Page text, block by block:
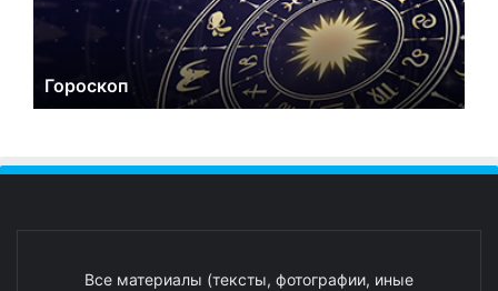
Гороскоп
Все материалы (тексты, фотографии, иные